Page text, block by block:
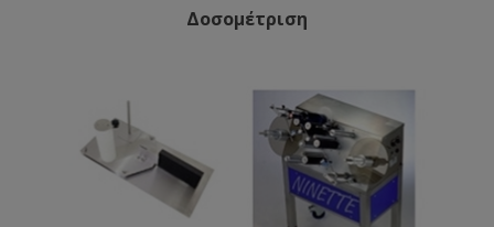
Δοσομέτριση